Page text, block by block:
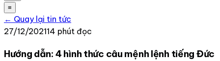
≡
← Quay lại tin tức
27/12/202114 phút đọc
Hướng dẫn: 4 hình thức câu mệnh lệnh tiếng Đức